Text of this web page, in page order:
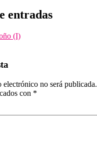
entradas
(I)
no será publicada.
con *